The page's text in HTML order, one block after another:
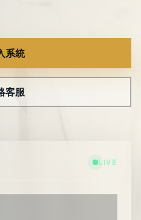
系統
客服
LIVE